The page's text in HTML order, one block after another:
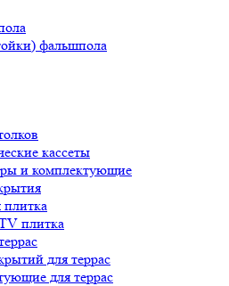
фальшпола
кассеты
и комплектующие
плитка
плитка
для террас
для террас